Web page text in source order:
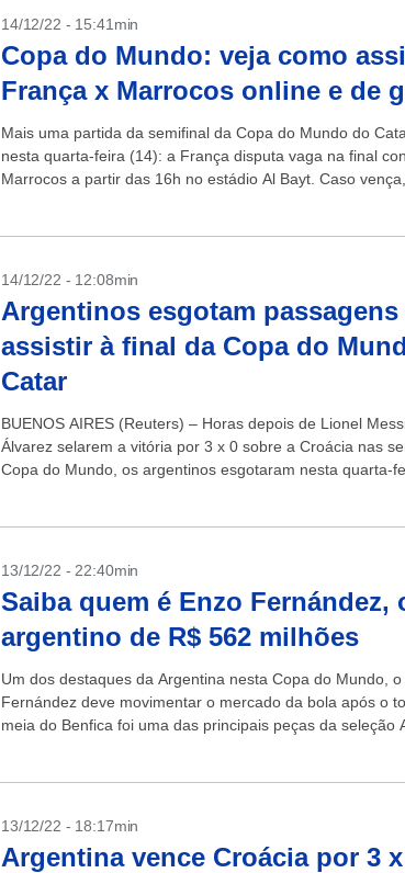
14/12/22 - 15:41min
Copa do Mundo: veja como
França x Marrocos online e de
Mais uma partida da semifinal da Copa do Mundo do
nesta quarta-feira (14): a França disputa vaga na final
Marrocos a partir das 16h no estádio Al Bayt. Caso
14/12/22 - 12:08min
Argentinos esgotam passagens
assistir à final da Copa do
Catar
BUENOS AIRES (Reuters) – Horas depois de Lionel
Álvarez selarem a vitória por 3 x 0 sobre a Croácia nas
Copa do Mundo, os argentinos esgotaram nesta quarta-
13/12/22 - 22:40min
Saiba quem é Enzo Fernández,
argentino de R$ 562 milhões
Um dos destaques da Argentina nesta Copa do Mundo,
Fernández deve movimentar o mercado da bola após o
meia do Benfica foi uma das principais peças da seleção
13/12/22 - 18:17min
Argentina vence Croácia por 3